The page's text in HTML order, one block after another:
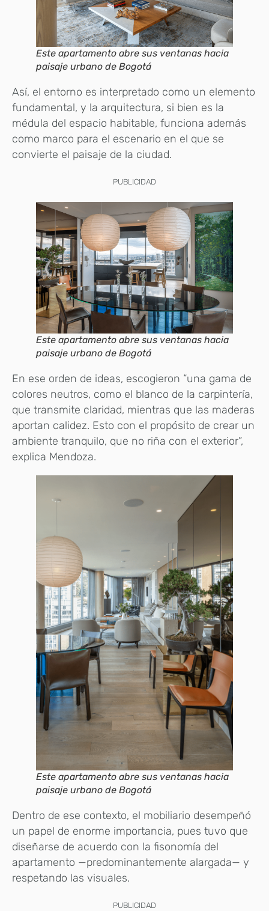
Este apartamento abre sus ventanas hacia
paisaje urbano de Bogotá
Así, el entorno es interpretado como un elemento
fundamental, y la arquitectura, si bien es la
médula del espacio habitable, funciona además
como marco para el escenario en el que se
convierte el paisaje de la ciudad.
PUBLICIDAD
Este apartamento abre sus ventanas hacia
paisaje urbano de Bogotá
En ese orden de ideas, escogieron “una gama de
colores neutros, como el blanco de la carpintería,
que transmite claridad, mientras que las maderas
aportan calidez. Esto con el propósito de crear un
ambiente tranquilo, que no riña con el exterior”,
explica Mendoza.
Este apartamento abre sus ventanas hacia
paisaje urbano de Bogotá
Dentro de ese contexto, el mobiliario desempeñó
un papel de enorme importancia, pues tuvo que
diseñarse de acuerdo con la fisonomía del
apartamento —predominantemente alargada— y
respetando las visuales.
PUBLICIDAD